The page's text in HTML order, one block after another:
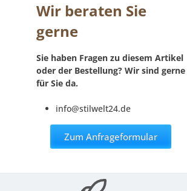
Wir beraten Sie
gerne
Sie haben Fragen zu diesem Artikel
oder der Bestellung? Wir sind gerne
für Sie da.
info@stilwelt24.de
Zum Anfrageformular